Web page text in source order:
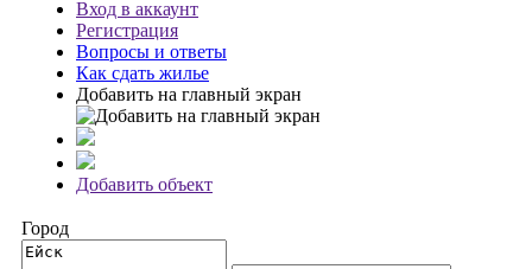
Вход в аккаунт
Регистрация
Вопросы и ответы
Как сдать жилье
Добавить на главный экран
Добавить объект
Город